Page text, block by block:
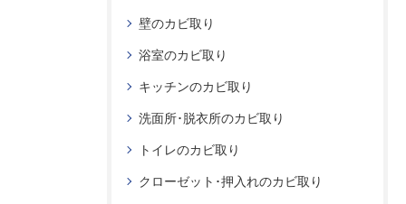
壁のカビ取り
浴室のカビ取り
キッチンのカビ取り
洗面所･脱衣所のカビ取り
トイレのカビ取り
クローゼット･押入れのカビ取り